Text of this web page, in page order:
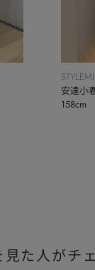
安達小
158cm
見た人がチ